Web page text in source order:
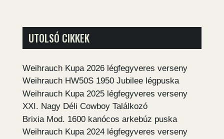
UTOLSÓ CIKKEK
Weihrauch Kupa 2026 légfegyveres verseny
Weihrauch HW50S 1950 Jubilee légpuska
Weihrauch Kupa 2025 légfegyveres verseny
XXI. Nagy Déli Cowboy Találkozó
Brixia Mod. 1600 kanócos arkebúz puska
Weihrauch Kupa 2024 légfegyveres verseny